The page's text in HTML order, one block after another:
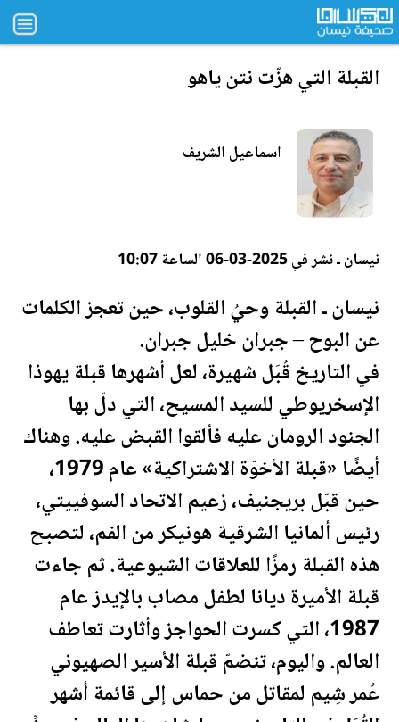
القبلة التي هزّت نتن ياهو
اسماعيل الشريف
نيسان ـ نشر في 2025-03-06 الساعة 10:07
نيسان ـ القبلة وحيُ القلوب، حين تعجز الكلمات
عن البوح – جبران خليل جبران.
في التاريخ قُبَل شهيرة، لعل أشهرها قبلة يهوذا
الإسخريوطي للسيد المسيح، التي دلّ بها
الجنود الرومان عليه فألقوا القبض عليه. وهناك
أيضًا «قبلة الأخوّة الاشتراكية» عام 1979،
حين قبّل بريجنيف، زعيم الاتحاد السوفييتي،
رئيس ألمانيا الشرقية هونيكر من الفم، لتصبح
هذه القبلة رمزًا للعلاقات الشيوعية. ثم جاءت
قبلة الأميرة ديانا لطفل مصاب بالإيدز عام
1987، التي كسرت الحواجز وأثارت تعاطف
العالم. واليوم، تنضمّ قبلة الأسير الصهيوني
عُمر شِيم لمقاتل من حماس إلى قائمة أشهر